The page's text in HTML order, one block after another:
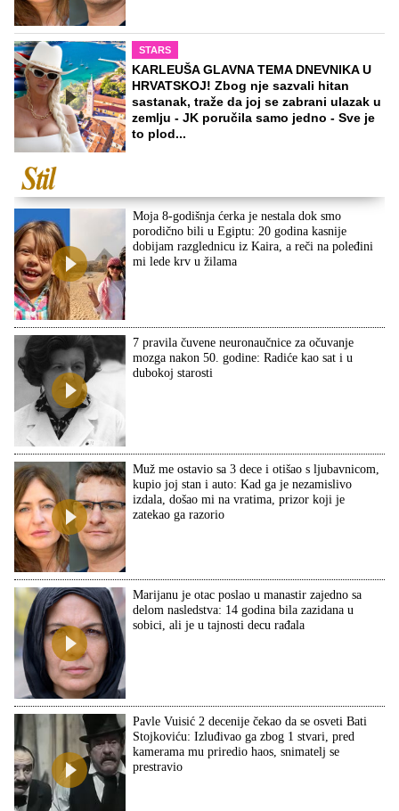
STARS
KARLEUŠA GLAVNA TEMA DNEVNIKA U
HRVATSKOJ! Zbog nje sazvali hitan
sastanak, traže da joj se zabrani ulazak u
zemlju - JK poručila samo jedno - Sve je
to plod...
Moja 8-godišnja ćerka je nestala dok smo
porodično bili u Egiptu: 20 godina kasnije
dobijam razglednicu iz Kaira, a reči na poleđini
mi lede krv u žilama
7 pravila čuvene neuronaučnice za očuvanje
mozga nakon 50. godine: Radiće kao sat i u
dubokoj starosti
Muž me ostavio sa 3 dece i otišao s ljubavnicom,
kupio joj stan i auto: Kad ga je nezamislivo
izdala, došao mi na vratima, prizor koji je
zatekao ga razorio
Marijanu je otac poslao u manastir zajedno sa
delom nasledstva: 14 godina bila zazidana u
sobici, ali je u tajnosti decu rađala
Pavle Vuisić 2 decenije čekao da se osveti Bati
Stojkoviću: Izluđivao ga zbog 1 stvari, pred
kamerama mu priredio haos, snimatelj se
prestravio